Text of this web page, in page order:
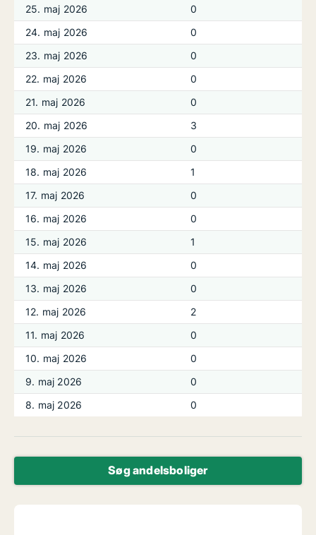
25. maj 2026
0
24. maj 2026
0
23. maj 2026
0
22. maj 2026
0
21. maj 2026
0
20. maj 2026
3
19. maj 2026
0
18. maj 2026
1
17. maj 2026
0
16. maj 2026
0
15. maj 2026
1
14. maj 2026
0
13. maj 2026
0
12. maj 2026
2
11. maj 2026
0
10. maj 2026
0
9. maj 2026
0
8. maj 2026
0
Søg andelsboliger